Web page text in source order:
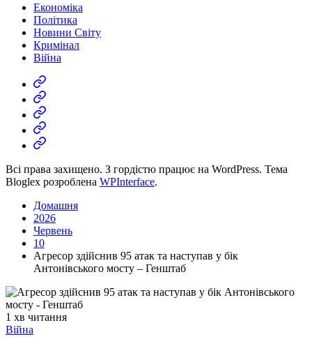
Економіка
Політика
Новини Світу
Кримінал
Війна
Економіка
Політика
Новини
Світу
Кримінал
Війна
Всі права захищено. З гордістю працює на WordPress. Тема
Bloglex розроблена WPInterface.
Домашня
2026
Червень
10
Агресор здійснив 95 атак та наступав у бік
Антонівського мосту – Генштаб
Орієнтовний
час
1 хв читання
Опублікувати
Війна